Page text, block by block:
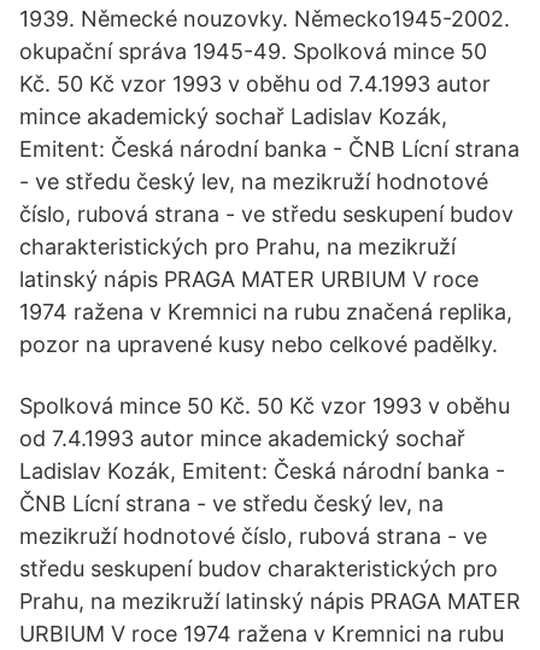
1939. Německé nouzovky. Německo1945-2002.
okupační správa 1945-49. Spolková mince 50
Kč. 50 Kč vzor 1993 v oběhu od 7.4.1993 autor
mince akademický sochař Ladislav Kozák,
Emitent: Česká národní banka - ČNB Lícní strana
- ve středu český lev, na mezikruží hodnotové
číslo, rubová strana - ve středu seskupení budov
charakteristických pro Prahu, na mezikruží
latinský nápis PRAGA MATER URBIUM V roce
1974 ražena v Kremnici na rubu značená replika,
pozor na upravené kusy nebo celkové padělky.
Spolková mince 50 Kč. 50 Kč vzor 1993 v oběhu
od 7.4.1993 autor mince akademický sochař
Ladislav Kozák, Emitent: Česká národní banka -
ČNB Lícní strana - ve středu český lev, na
mezikruží hodnotové číslo, rubová strana - ve
středu seskupení budov charakteristických pro
Prahu, na mezikruží latinský nápis PRAGA MATER
URBIUM V roce 1974 ražena v Kremnici na rubu